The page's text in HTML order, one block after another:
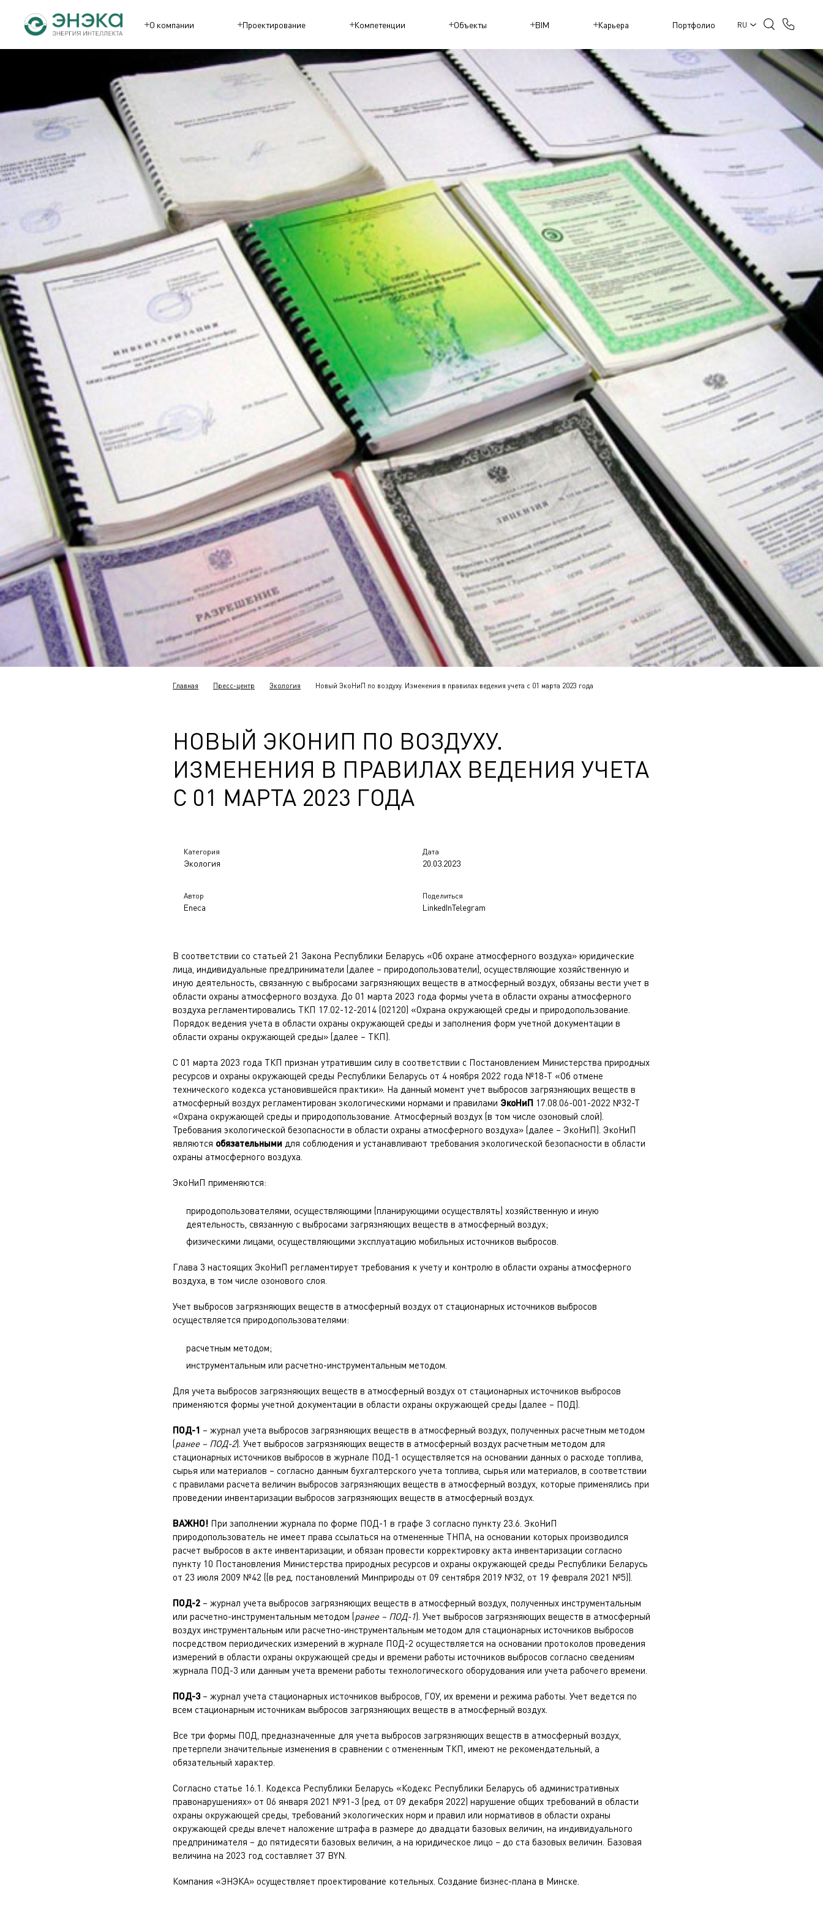
О компании Проектирование Компетенции Объекты BIM Карьера Портфолио RU
Главная Пресс-центр Экология Новый ЭкоНиП по воздуху. Изменения в правилах ведения учета с 01 марта 2023 года
НОВЫЙ ЭКОНИП ПО ВОЗДУХУ.
ИЗМЕНЕНИЯ В ПРАВИЛАХ ВЕДЕНИЯ УЧЕТА
С 01 МАРТА 2023 ГОДА
Категория
Экология
Дата
20.03.2023
Автор
Eneca
Поделиться
LinkedInTelegram
В соответствии со статьей 21 Закона Республики Беларусь «Об охране атмосферного воздуха» юридические
лица, индивидуальные предприниматели (далее – природопользователи), осуществляющие хозяйственную и
иную деятельность, связанную с выбросами загрязняющих веществ в атмосферный воздух, обязаны вести учет в
области охраны атмосферного воздуха. До 01 марта 2023 года формы учета в области охраны атмосферного
воздуха регламентировались ТКП 17.02-12-2014 (02120) «Охрана окружающей среды и природопользование.
Порядок ведения учета в области охраны окружающей среды и заполнения форм учетной документации в
области охраны окружающей среды» (далее – ТКП).
С 01 марта 2023 года ТКП признан утратившим силу в соответствии с Постановлением Министерства природных
ресурсов и охраны окружающей среды Республики Беларусь от 4 ноября 2022 года №18-Т «Об отмене
технического кодекса установившейся практики». На данный момент учет выбросов загрязняющих веществ в
атмосферный воздух регламентирован экологическими нормами и правилами ЭкоНиП 17.08.06-001-2022 №32-Т
«Охрана окружающей среды и природопользование. Атмосферный воздух (в том числе озоновый слой).
Требования экологической безопасности в области охраны атмосферного воздуха» (далее – ЭкоНиП). ЭкоНиП
являются обязательными для соблюдения и устанавливают требования экологической безопасности в области
охраны атмосферного воздуха.
ЭкоНиП применяются:
природопользователями, осуществляющими (планирующими осуществлять) хозяйственную и иную
деятельность, связанную с выбросами загрязняющих веществ в атмосферный воздух;
физическими лицами, осуществляющими эксплуатацию мобильных источников выбросов.
Глава 3 настоящих ЭкоНиП регламентирует требования к учету и контролю в области охраны атмосферного
воздуха, в том числе озонового слоя.
Учет выбросов загрязняющих веществ в атмосферный воздух от стационарных источников выбросов
осуществляется природопользователями:
расчетным методом;
инструментальным или расчетно-инструментальным методом.
Для учета выбросов загрязняющих веществ в атмосферный воздух от стационарных источников выбросов
применяются формы учетной документации в области охраны окружающей среды (далее – ПОД).
ПОД-1 – журнал учета выбросов загрязняющих веществ в атмосферный воздух, полученных расчетным методом
(ранее – ПОД-2). Учет выбросов загрязняющих веществ в атмосферный воздух расчетным методом для
стационарных источников выбросов в журнале ПОД-1 осуществляется на основании данных о расходе топлива,
сырья или материалов – согласно данным бухгалтерского учета топлива, сырья или материалов, в соответствии
с правилами расчета величин выбросов загрязняющих веществ в атмосферный воздух, которые применялись при
проведении инвентаризации выбросов загрязняющих веществ в атмосферный воздух.
ВАЖНО! При заполнении журнала по форме ПОД-1 в графе 3 согласно пункту 23.6. ЭкоНиП
природопользователь не имеет права ссылаться на отмененные ТНПА, на основании которых производился
расчет выбросов в акте инвентаризации, и обязан провести корректировку акта инвентаризации согласно
пункту 10 Постановления Министерства природных ресурсов и охраны окружающей среды Республики Беларусь
от 23 июля 2009 №42 ((в ред. постановлений Минприроды от 09 сентября 2019 №32, от 19 февраля 2021 №5)).
ПОД-2 – журнал учета выбросов загрязняющих веществ в атмосферный воздух, полученных инструментальным
или расчетно-инструментальным методом (ранее – ПОД-1). Учет выбросов загрязняющих веществ в атмосферный
воздух инструментальным или расчетно-инструментальным методом для стационарных источников выбросов
посредством периодических измерений в журнале ПОД-2 осуществляется на основании протоколов проведения
измерений в области охраны окружающей среды и времени работы источников выбросов согласно сведениям
журнала ПОД-3 или данным учета времени работы технологического оборудования или учета рабочего времени.
ПОД-3– журнал учета стационарных источников выбросов, ГОУ, их времени и режима работы. Учет ведется по
всем стационарным источникам выбросов загрязняющих веществ в атмосферный воздух.
Все три формы ПОД, предназначенные для учета выбросов загрязняющих веществ в атмосферный воздух,
претерпели значительные изменения в сравнении с отмененным ТКП, имеют не рекомендательный, а
обязательный характер.
Согласно статье 16.1. Кодекса Республики Беларусь «Кодекс Республики Беларусь об административных
правонарушениях» от 06 января 2021 №91-3 (ред. от 09 декабря 2022) нарушение общих требований в области
охраны окружающей среды, требований экологических норм и правил или нормативов в области охраны
окружающей среды влечет наложение штрафа в размере до двадцати базовых величин, на индивидуального
предпринимателя – до пятидесяти базовых величин, а на юридическое лицо – до ста базовых величин. Базовая
величина на 2023 год составляет 37 BYN.
Компания «ЭНЭКА» осуществляет проектирование котельных Создание бизнес-плана в Минске.